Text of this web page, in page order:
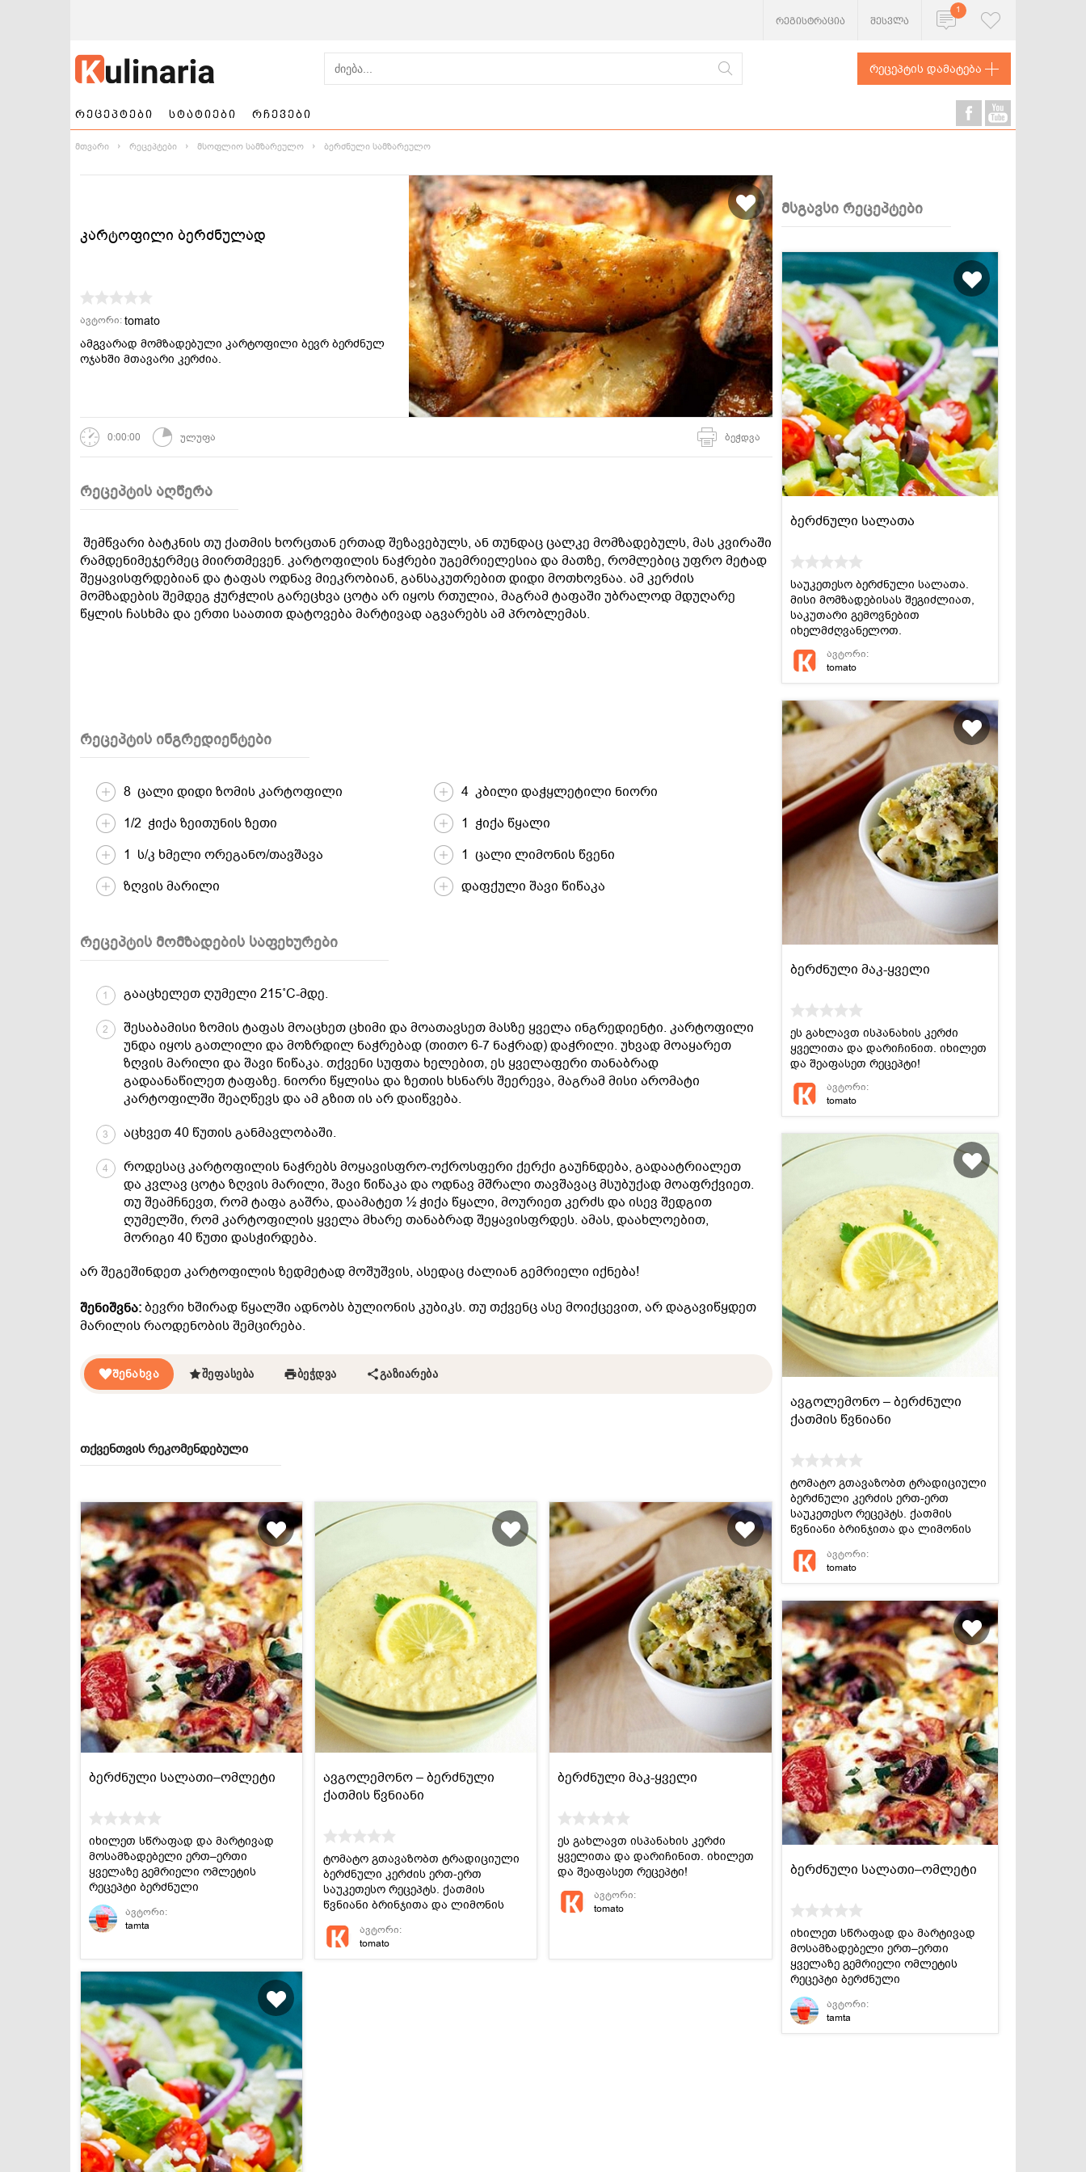
რეგისტრაცია შესვლა
1
რეცეპტის დამატება
რეცეპტები
ქართული
სამზარეულო
წვნიანები ცომეული ხორცეული
თევზი და
პროდუქტები
მსოფლიო
სამზარეულო
სადღესასწაულო
პასტა და
ბურღულეული
სასმელები
კონსერვი და
სოუსები
სტატიები რჩევები
მთვარი რეცეპტები მსოფლიო სამზარეულო ბერძნული სამზარეულო
კარტოფილი ბერძნულად
ავტორი:tomato
ამგვარად მომზადებული კარტოფილი ბევრ ბერძნულ
ოჯახში მთავარი კერძია.
0:00:00 ულუფა ბეჭდვა
რეცეპტის აღწერა
შემწვარი ბატკნის თუ ქათმის ხორცთან ერთად შეზავებულს, ან თუნდაც ცალკე მომზადებულს, მას კვირაში
რამდენიმეჯერმეც მიირთმევენ. კარტოფილის ნაჭრები უგემრიელესია და მათზე, რომლებიც უფრო მეტად
შეყავისფრდებიან და ტაფას ოდნავ მიეკრობიან, განსაკუთრებით დიდი მოთხოვნაა. ამ კერძის
მომზადების შემდეგ ჭურჭლის გარეცხვა ცოტა არ იყოს რთულია, მაგრამ ტაფაში უბრალოდ მდუღარე
წყლის ჩასხმა და ერთი საათით დატოვება მარტივად აგვარებს ამ პრობლემას.
რეცეპტის ინგრედიენტები
8 ცალი დიდი ზომის კარტოფილი
4 კბილი დაჭყლეტილი ნიორი
1/2 ჭიქა ზეითუნის ზეთი
1 ჭიქა წყალი
1 ს/კ ხმელი ორეგანო/თავშავა
1 ცალი ლიმონის წვენი
ზღვის მარილი
დაფქული შავი წიწაკა
რეცეპტის მომზადების საფეხურები
1 გააცხელეთ ღუმელი 215˚C-მდე.
2
შესაბამისი ზომის ტაფას მოაცხეთ ცხიმი და მოათავსეთ მასზე ყველა ინგრედიენტი. კარტოფილი
უნდა იყოს გათლილი და მოზრდილ ნაჭრებად (თითო 6-7 ნაჭრად) დაჭრილი. უხვად მოაყარეთ
ზღვის მარილი და შავი წიწაკა. თქვენი სუფთა ხელებით, ეს ყველაფერი თანაბრად
გადაანაწილეთ ტაფაზე. ნიორი წყლისა და ზეთის ხსნარს შეერევა, მაგრამ მისი არომატი
კარტოფილში შეაღწევს და ამ გზით ის არ დაიწვება.
3 აცხვეთ 40 წუთის განმავლობაში.
4
როდესაც კარტოფილის ნაჭრებს მოყავისფრო-ოქროსფერი ქერქი გაუჩნდება, გადაატრიალეთ
და კვლავ ცოტა ზღვის მარილი, შავი წიწაკა და ოდნავ მშრალი თავშავაც მსუბუქად მოაფრქვიეთ.
თუ შეამჩნევთ, რომ ტაფა გაშრა, დაამატეთ ½ ჭიქა წყალი, მოურიეთ კერძს და ისევ შედგით
ღუმელში, რომ კარტოფილის ყველა მხარე თანაბრად შეყავისფრდეს. ამას, დაახლოებით,
მორიგი 40 წუთი დასჭირდება.
არ შეგეშინდეთ კარტოფილის ზედმეტად მოშუშვის, ასედაც ძალიან გემრიელი იქნება!
შენიშვნა:ბევრი ხშირად წყალში ადნობს ბულიონის კუბიკს. თუ თქვენც ასე მოიქცევით, არ დაგავიწყდეთ
მარილის რაოდენობის შემცირება.
ᲨᲔᲜᲐᲮᲕᲐ ᲨᲔᲤᲐᲡᲔᲑᲐ ᲑᲔᲭᲓᲕᲐ ᲒᲐᲖᲘᲐᲠᲔᲑᲐ
თქვენთვის რეკომენდებული
ბერძნული სალათი–ომლეტი
იხილეთ სწრაფად და მარტივად
მოსამზადებელი ერთ–ერთი
ყველაზე გემრიელი ომლეტის
რეცეპტი ბერძნული
სამზარეულოდან.
ავტორი:
tamta
ავგოლემონო – ბერძნული
ქათმის წვნიანი
ტომატო გთავაზობთ ტრადიციული
ბერძნული კერძის ერთ-ერთ
საუკეთესო რეცეპტს. ქათმის
წვნიანი ბრინჯითა და ლიმონის
ავტორი:
tomato
ბერძნული მაკ-ყველი
ეს გახლავთ ისპანახის კერძი
ყველითა და დარიჩინით. იხილეთ
და შეაფასეთ რეცეპტი!
ავტორი:
tomato
მსგავსი რეცეპტები
ბერძნული სალათა
საუკეთესო ბერძნული სალათა.
მისი მომზადებისას შეგიძლიათ,
საკუთარი გემოვნებით
იხელმძღვანელოთ.
ავტორი:
tomato
ბერძნული მაკ-ყველი
ეს გახლავთ ისპანახის კერძი
ყველითა და დარიჩინით. იხილეთ
და შეაფასეთ რეცეპტი!
ავტორი:
tomato
ავგოლემონო – ბერძნული
ქათმის წვნიანი
ტომატო გთავაზობთ ტრადიციული
ბერძნული კერძის ერთ-ერთ
საუკეთესო რეცეპტს. ქათმის
წვნიანი ბრინჯითა და ლიმონის
ავტორი:
tomato
ბერძნული სალათი–ომლეტი
იხილეთ სწრაფად და მარტივად
მოსამზადებელი ერთ–ერთი
ყველაზე გემრიელი ომლეტის
რეცეპტი ბერძნული
სამზარეულოდან.
ავტორი:
tamta